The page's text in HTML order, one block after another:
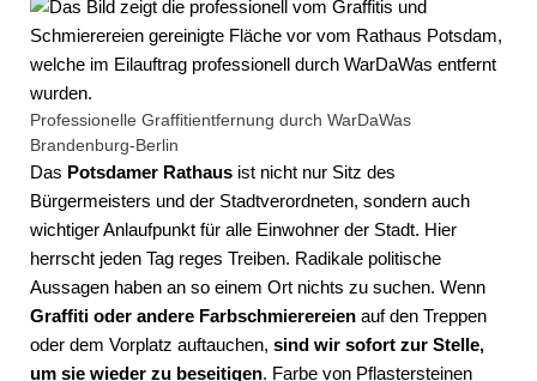
Professionelle Graffitientfernung durch WarDaWas
Brandenburg-Berlin
Das Potsdamer Rathaus ist nicht nur Sitz des
Bürgermeisters und der Stadtverordneten, sondern auch
wichtiger Anlaufpunkt für alle Einwohner der Stadt. Hier
herrscht jeden Tag reges Treiben. Radikale politische
Aussagen haben an so einem Ort nichts zu suchen. Wenn
Graffiti oder andere Farbschmierereien auf den Treppen
oder dem Vorplatz auftauchen, sind wir sofort zur Stelle,
um sie wieder zu beseitigen. Farbe von Pflastersteinen